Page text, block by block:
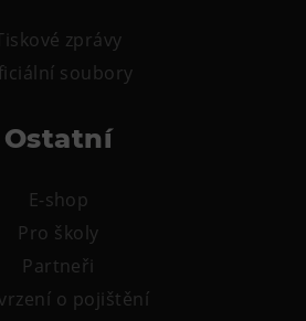
zprávy
soubory
Ostatní
E-shop
Pro školy
Partneři
o pojištění